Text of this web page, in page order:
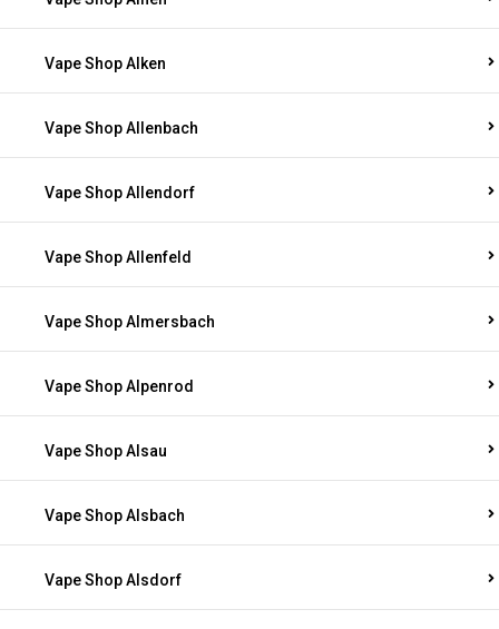
Vape Shop Alken
Vape Shop Allenbach
Vape Shop Allendorf
Vape Shop Allenfeld
Vape Shop Almersbach
Vape Shop Alpenrod
Vape Shop Alsau
Vape Shop Alsbach
Vape Shop Alsdorf